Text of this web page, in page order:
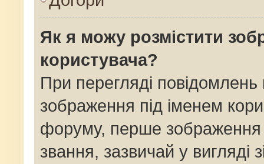
Як я можу розмістити
користувача?
При перегляді
зображення під іменем
форуму, перше зображення
звання, зазвичай у вигляді